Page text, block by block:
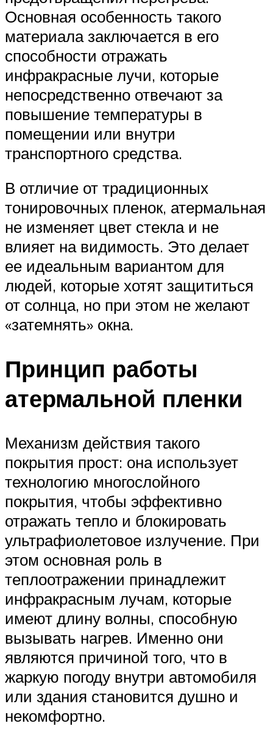
Основная особенность такого
материала заключается в его
способности отражать
инфракрасные лучи, которые
непосредственно отвечают за
повышение температуры в
помещении или внутри
транспортного средства.
В отличие от традиционных
тонировочных пленок, атермальная
не изменяет цвет стекла и не
влияет на видимость. Это делает
ее идеальным вариантом для
людей, которые хотят защититься
от солнца, но при этом не желают
«затемнять» окна.
Принцип работы
атермальной пленки
Механизм действия такого
покрытия прост: она использует
технологию многослойного
покрытия, чтобы эффективно
отражать тепло и блокировать
ультрафиолетовое излучение. При
этом основная роль в
теплоотражении принадлежит
инфракрасным лучам, которые
имеют длину волны, способную
вызывать нагрев. Именно они
являются причиной того, что в
жаркую погоду внутри автомобиля
или здания становится душно и
некомфортно.